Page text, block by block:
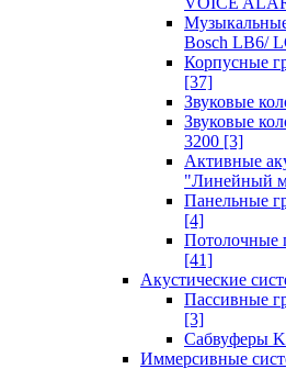
Bosch LB6/
Корпусные
[37]
Звуковые
Звуковые
3200 [3]
Активные
"Линейный
Панельные
[4]
Потолочные
[41]
Акустические
Пассивные
[3]
Сабвуферы
Иммерсивные